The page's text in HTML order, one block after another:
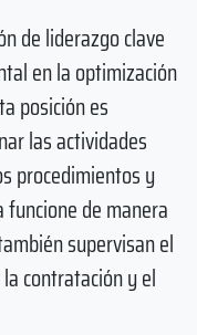
de liderazgo clave
en la optimización
posición es
las actividades
procedimientos y
de manera
supervisan el
contratación y el